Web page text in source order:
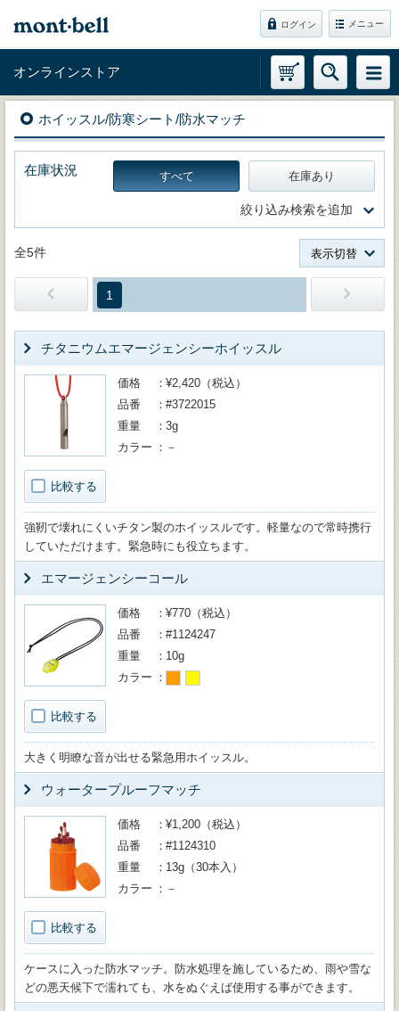
ログイン メニュー
オンラインストア
ホイッスル/防寒シート/防水マッチ
在庫状況 すべて 在庫あり
絞り込み検索を追加
全5件 表示切替
1
チタニウムエマージェンシーホイッスル
比較する
価格
¥2,420（税込）
品番
#3722015
重量
3g
カラー
－
強靭で壊れにくいチタン製のホイッスルです。軽量なので常時携行
していただけます。緊急時にも役立ちます。
エマージェンシーコール
比較する
価格
¥770（税込）
品番
#1124247
重量
10g
カラー
大きく明瞭な音が出せる緊急用ホイッスル。
ウォータープルーフマッチ
比較する
価格
¥1,200（税込）
品番
#1124310
重量
13g（30本入）
カラー
－
ケースに入った防水マッチ。防水処理を施しているため、雨や雪な
どの悪天候下で濡れても、水をぬぐえば使用する事ができます。